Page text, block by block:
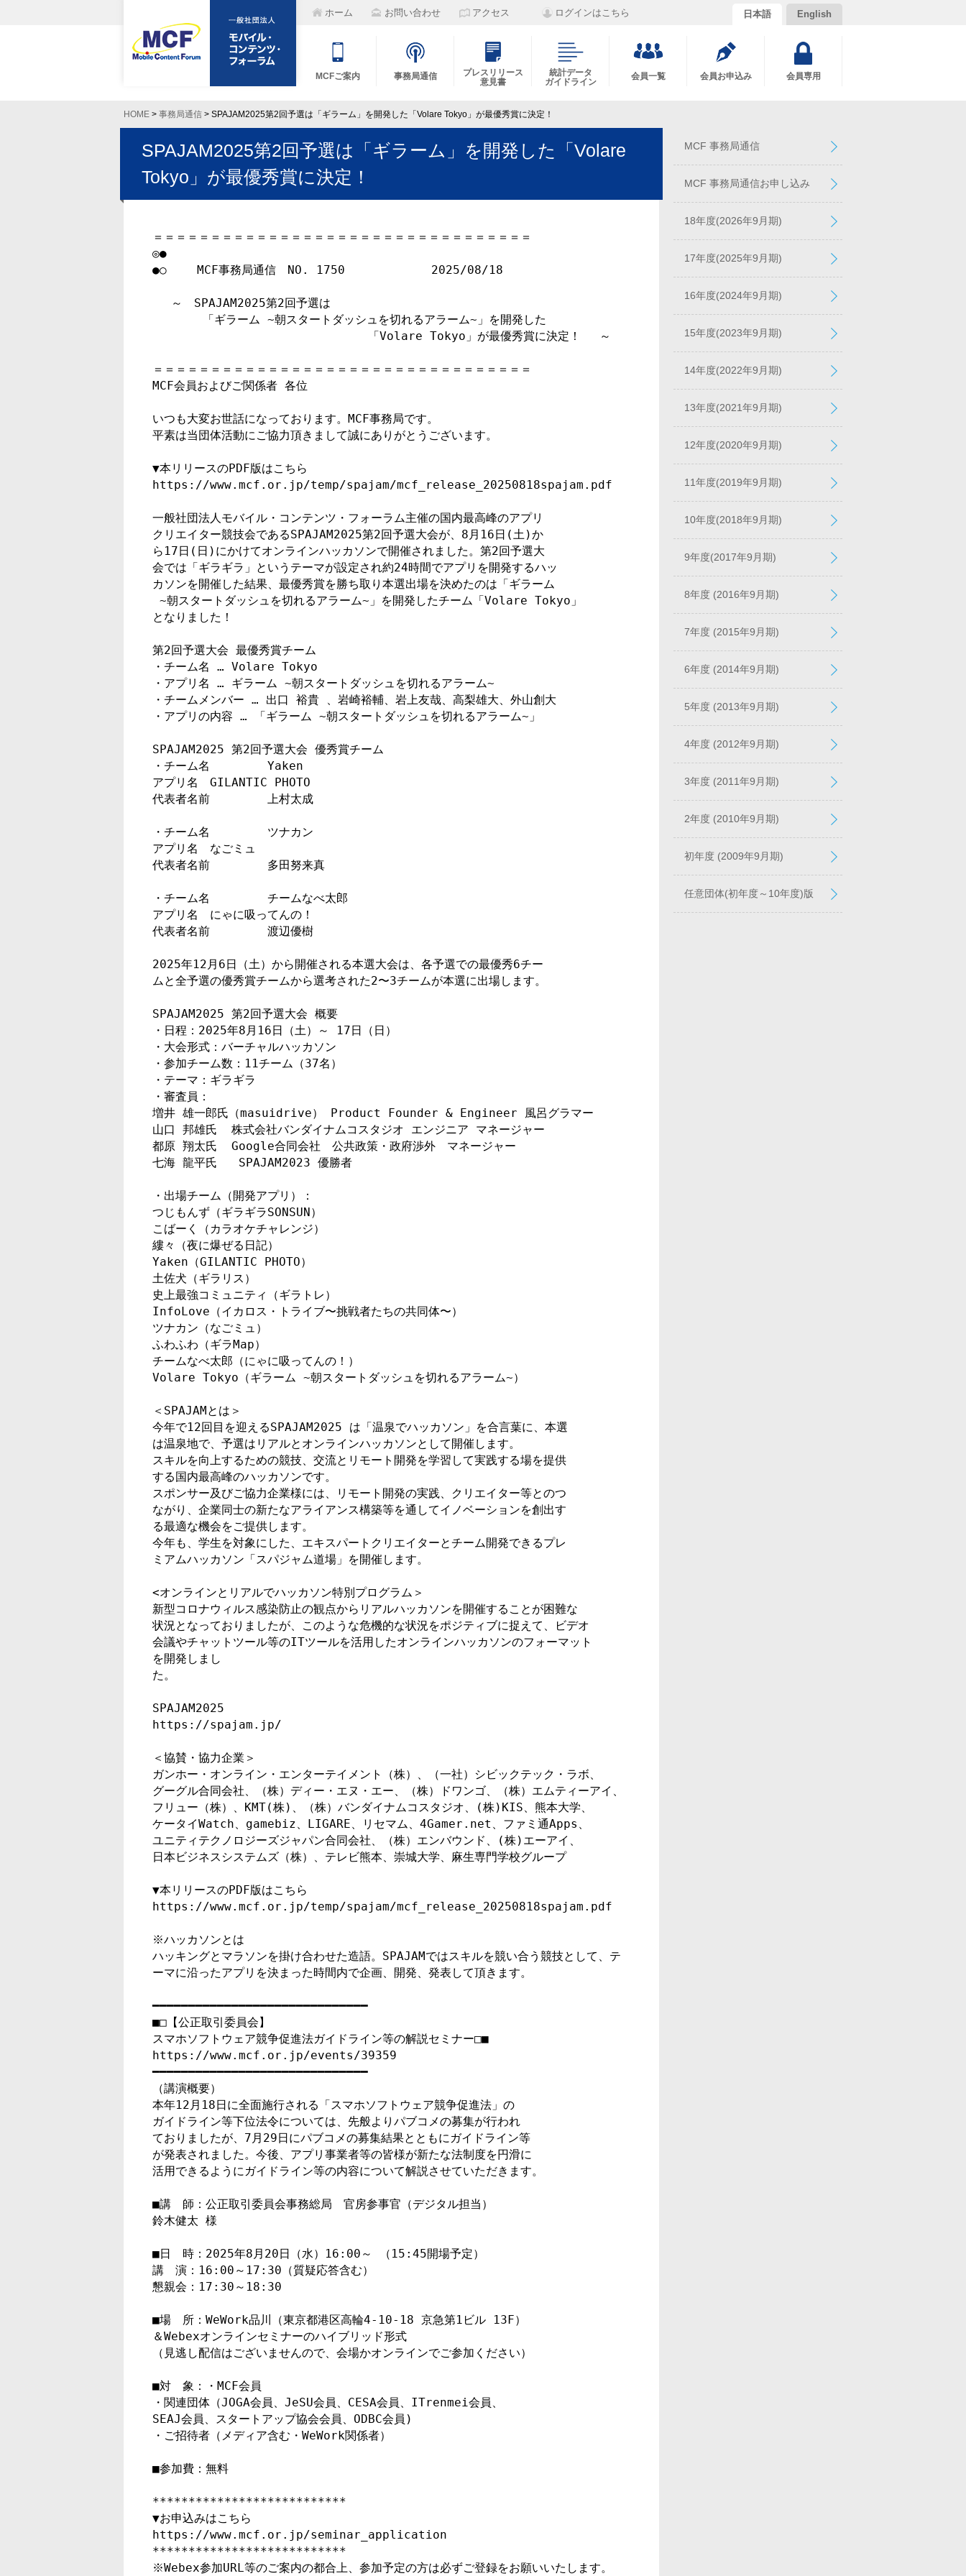
ホーム お問い合わせ アクセス ログインはこちら 日本語 English
MCFご案内 事務局通信
プレスリリース
意見書
統計データ
ガイドライン
会員一覧 会員お申込み 会員専用
HOME > 事務局通信 > SPAJAM2025第2回予選は「ギラーム」を開発した「Volare Tokyo」が最優秀賞に決定！
SPAJAM2025第2回予選は「ギラーム」を開発した「Volare
Tokyo」が最優秀賞に決定！
＝＝＝＝＝＝＝＝＝＝＝＝＝＝＝＝＝＝＝＝＝＝＝＝＝＝＝＝＝＝＝＝＝
◎●
●○　　 MCF事務局通信　NO. 1750    　　　　　2025/08/18
＝＝＝＝＝＝＝＝＝＝＝＝＝＝＝＝＝＝＝＝＝＝＝＝＝＝＝＝＝＝＝＝＝
MCF会員およびご関係者 各位
いつも大変お世話になっております。MCF事務局です。
平素は当団体活動にご協力頂きまして誠にありがとうございます。
▼本リリースのPDF版はこちら
https://www.mcf.or.jp/temp/spajam/mcf_release_20250818spajam.pdf
一般社団法人モバイル・コンテンツ・フォーラム主催の国内最高峰のアプリ
クリエイター競技会であるSPAJAM2025第2回予選大会が、8月16日(土)か
ら17日(日)にかけてオンラインハッカソンで開催されました。第2回予選大
会では「ギラギラ」というテーマが設定され約24時間でアプリを開発するハッ
カソンを開催した結果、最優秀賞を勝ち取り本選出場を決めたのは「ギラーム
となりました！
第2回予選大会 最優秀賞チーム
・チーム名 … Volare Tokyo
・アプリ名 … ギラーム ~朝スタートダッシュを切れるアラーム~
・チームメンバー … 出口 裕貴 、岩崎裕輔、岩上友哉、高梨雄大、外山創大
・アプリの内容 … 「ギラーム ~朝スタートダッシュを切れるアラーム~」
SPAJAM2025 第2回予選大会 優秀賞チーム
・チーム名	Yaken
アプリ名	GILANTIC PHOTO
代表者名前	上村太成
・チーム名	ツナカン
アプリ名	なごミュ
代表者名前	多田努来真
・チーム名	チームなべ太郎
アプリ名	にゃに吸ってんの！
代表者名前	渡辺優樹
2025年12月6日（土）から開催される本選大会は、各予選での最優秀6チー
ムと全予選の優秀賞チームから選考された2〜3チームが本選に出場します。
SPAJAM2025 第2回予選大会 概要
・日程：2025年8月16日（土）～ 17日（日）
・大会形式：バーチャルハッカソン
・参加チーム数：11チーム（37名）
・テーマ：ギラギラ
・審査員：
増井 雄一郎氏（masuidrive） Product Founder & Engineer 風呂グラマー
山口 邦雄氏  株式会社バンダイナムコスタジオ エンジニア マネージャー
都原 翔太氏  Google合同会社　公共政策・政府渉外　マネージャー
七海 龍平氏   SPAJAM2023 優勝者
・出場チーム（開発アプリ）：
つじもんず（ギラギラSONSUN）
こばーく（カラオケチャレンジ）
縷々（夜に爆ぜる日記）
Yaken（GILANTIC PHOTO）
土佐犬（ギラリス）
史上最強コミュニティ（ギラトレ）
InfoLove（イカロス・トライブ〜挑戦者たちの共同体〜）
ツナカン（なごミュ）
ふわふわ（ギラMap）
チームなべ太郎（にゃに吸ってんの！）
Volare Tokyo（ギラーム ~朝スタートダッシュを切れるアラーム~）
＜SPAJAMとは＞
今年で12回目を迎えるSPAJAM2025 は「温泉でハッカソン」を合言葉に、本選
は温泉地で、予選はリアルとオンラインハッカソンとして開催します。
スキルを向上するための競技、交流とリモート開発を学習して実践する場を提供
する国内最高峰のハッカソンです。
スポンサー及びご協力企業様には、リモート開発の実践、クリエイター等とのつ
ながり、企業同士の新たなアライアンス構築等を通してイノベーションを創出す
る最適な機会をご提供します。
今年も、学生を対象にした、エキスパートクリエイターとチーム開発できるプレ
ミアムハッカソン「スパジャム道場」を開催します。
<オンラインとリアルでハッカソン特別プログラム＞
新型コロナウィルス感染防止の観点からリアルハッカソンを開催することが困難な
状況となっておりましたが、このような危機的な状況をポジティブに捉えて、ビデオ
会議やチャットツール等のITツールを活用したオンラインハッカソンのフォーマット
を開発しまし
た。
SPAJAM2025
https://spajam.jp/
＜協賛・協力企業＞
ガンホー・オンライン・エンターテイメント（株）、（一社）シビックテック・ラボ、
グーグル合同会社、（株）ディー・エヌ・エー、（株）ドワンゴ、（株）エムティーアイ、
フリュー（株）、KMT(株)、（株）バンダイナムコスタジオ、(株)KIS、熊本大学、
ケータイWatch、gamebiz、LIGARE、リセマム、4Gamer.net、ファミ通Apps、
ユニティテクノロジーズジャパン合同会社、（株）エンバウンド、(株)エーアイ、
日本ビジネスシステムズ（株）、テレビ熊本、崇城大学、麻生専門学校グループ
▼本リリースのPDF版はこちら
https://www.mcf.or.jp/temp/spajam/mcf_release_20250818spajam.pdf
※ハッカソンとは
ハッキングとマラソンを掛け合わせた造語。SPAJAMではスキルを競い合う競技として、テ
ーマに沿ったアプリを決まった時間内で企画、開発、発表して頂きます。
━━━━━━━━━━━━━━━━━━━━━━━━━━━━━━
■□【公正取引委員会】
スマホソフトウェア競争促進法ガイドライン等の解説セミナー□■
https://www.mcf.or.jp/events/39359
━━━━━━━━━━━━━━━━━━━━━━━━━━━━━━
（講演概要）
本年12月18日に全面施行される「スマホソフトウェア競争促進法」の
ガイドライン等下位法令については、先般よりパブコメの募集が行われ
ておりましたが、7月29日にパブコメの募集結果とともにガイドライン等
が発表されました。今後、アプリ事業者等の皆様が新たな法制度を円滑に
活用できるようにガイドライン等の内容について解説させていただきます。
■講　師：公正取引委員会事務総局　官房参事官（デジタル担当）
鈴木健太 様
■日　時：2025年8月20日（水）16:00～ （15:45開場予定）
講　演：16:00～17:30（質疑応答含む）
懇親会：17:30～18:30
■場　所：WeWork品川（東京都港区高輪4-10-18 京急第1ビル 13F）
＆Webexオンラインセミナーのハイブリッド形式
（見逃し配信はございませんので、会場かオンラインでご参加ください）
■対　象：・MCF会員
・関連団体（JOGA会員、JeSU会員、CESA会員、ITrenmei会員、
SEAJ会員、スタートアップ協会会員、ODBC会員)
・ご招待者（メディア含む・WeWork関係者）
■参加費：無料
***************************
▼お申込みはこちら
https://www.mcf.or.jp/seminar_application
***************************
※Webex参加URL等のご案内の都合上、参加予定の方は必ずご登録をお願いいたします。
MCF 事務局通信
MCF 事務局通信お申し込み
18年度(2026年9月期)
17年度(2025年9月期)
16年度(2024年9月期)
15年度(2023年9月期)
14年度(2022年9月期)
13年度(2021年9月期)
12年度(2020年9月期)
11年度(2019年9月期)
10年度(2018年9月期)
9年度(2017年9月期)
8年度 (2016年9月期)
7年度 (2015年9月期)
6年度 (2014年9月期)
5年度 (2013年9月期)
4年度 (2012年9月期)
3年度 (2011年9月期)
2年度 (2010年9月期)
初年度 (2009年9月期)
任意団体(初年度～10年度)版